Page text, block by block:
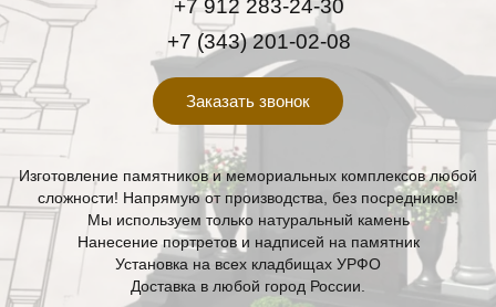
+7 912 283-24-30
+7 (343) 201-02-08
Заказать звонок
Изготовление памятников и мемориальных комплексов любой
сложности! Напрямую от производства, без посредников!
Мы используем только натуральный камень
Нанесение портретов и надписей на памятник
Установка на всех кладбищах УРФО
Доставка в любой город России.